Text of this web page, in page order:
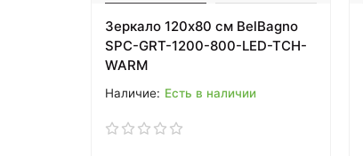
Зеркало 120х80 см BelBagno
SPC-GRT-1200-800-LED-TCH-
WARM
Есть в наличии